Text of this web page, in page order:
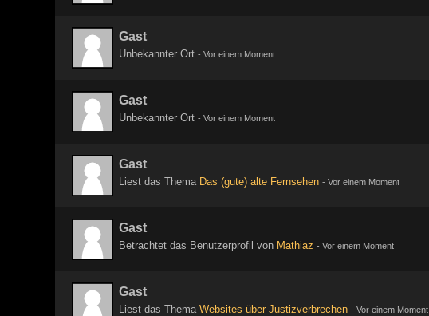
Gast
Unbekannter Ort - Vor einem Moment
Gast
Unbekannter Ort - Vor einem Moment
Gast
Liest das Thema Das (gute) alte Fernsehen - Vor einem Moment
Gast
Betrachtet das Benutzerprofil von Mathiaz - Vor einem Moment
Gast
Liest das Thema Websites über Justizverbrechen - Vor einem Moment